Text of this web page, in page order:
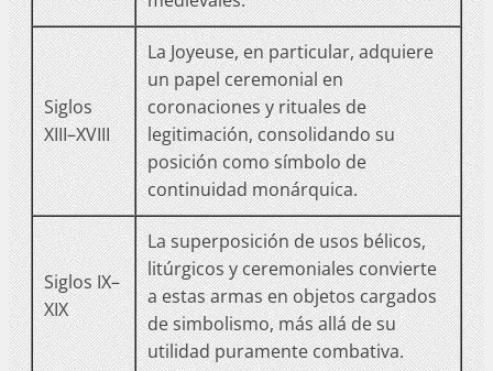
Siglos
XIII–XVIII
La Joyeuse, en particular, adquiere
un papel ceremonial en
coronaciones y rituales de
legitimación, consolidando su
posición como símbolo de
continuidad monárquica.
Siglos IX–
XIX
La superposición de usos bélicos,
litúrgicos y ceremoniales convierte
a estas armas en objetos cargados
de simbolismo, más allá de su
utilidad puramente combativa.